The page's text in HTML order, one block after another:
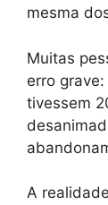
mesma
Muitas
erro
tivessem
A